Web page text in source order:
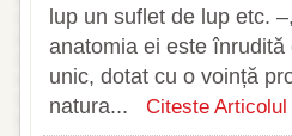
lup un suflet de lup etc.
anatomia ei este
unic, dotat cu o voință
natura...
Citeste Articolul